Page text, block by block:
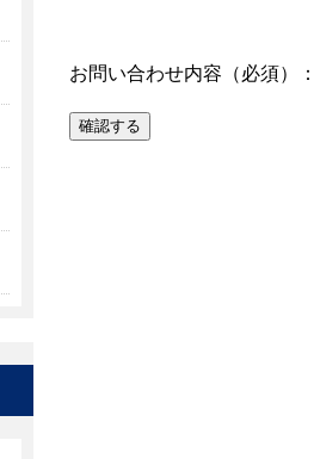
お問い合わせ内容（必須）：